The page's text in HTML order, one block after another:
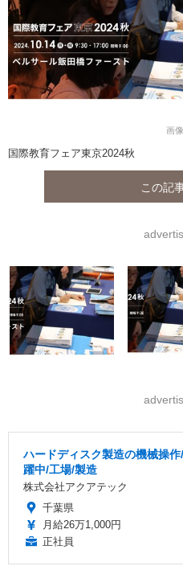
画
国際教育フェア東京2024秋
この記
ハードディスク製造の機械操
躍中/工場/製造
株式会社アクアテック
千葉県
月給26万1,000円
正社員